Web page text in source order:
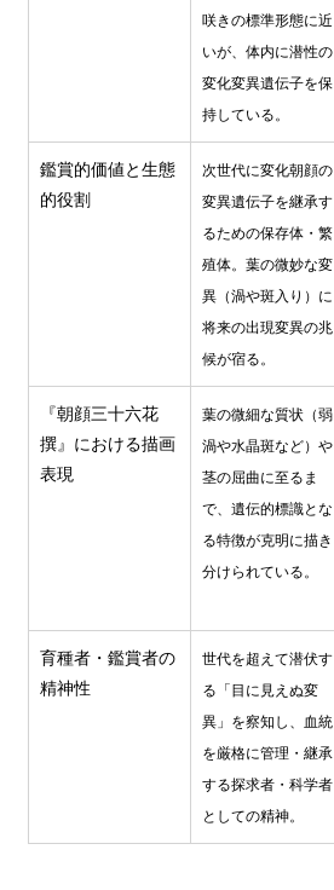
咲きの標準形態に近
いが、体内に潜性の
変化変異遺伝子を保
持している。
鑑賞的価値と生態
的役割
次世代に変化朝顔の
変異遺伝子を継承す
るための保存体・繁
殖体。葉の微妙な変
異（渦や斑入り）に
将来の出現変異の兆
候が宿る。
『朝顔三十六花
撰』における描画
表現
葉の微細な質状（弱
渦や水晶斑など）や
茎の屈曲に至るま
で、遺伝的標識とな
る特徴が克明に描き
分けられている。
育種者・鑑賞者の
精神性
世代を超えて潜伏す
る「目に見えぬ変
異」を察知し、血統
を厳格に管理・継承
する探求者・科学者
としての精神。